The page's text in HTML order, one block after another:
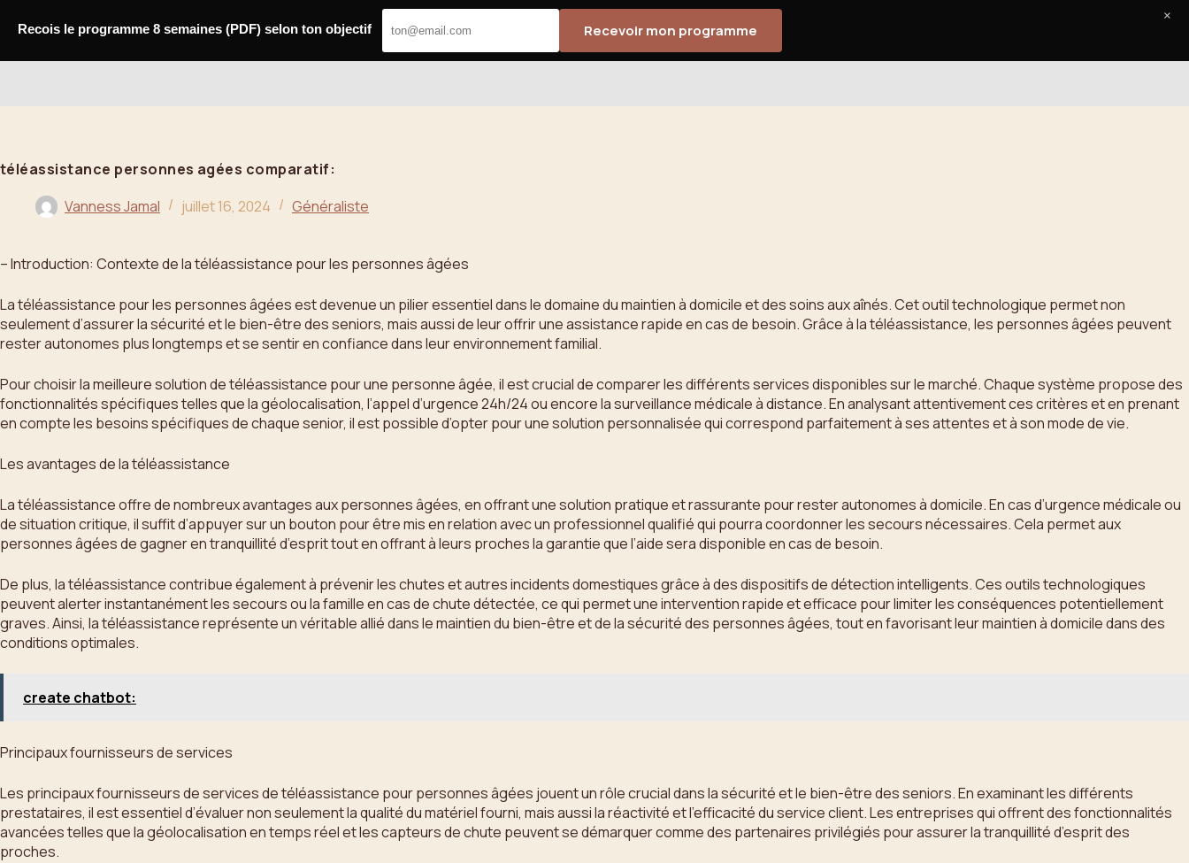
téléassistance personnes agées comparatif:
Vanness Jamal
juillet 16, 2024 Généraliste
– Introduction: Contexte de la téléassistance pour les personnes âgées
La téléassistance pour les personnes âgées est devenue un pilier essentiel dans le domaine du maintien à domicile et des soins aux aînés. Cet outil technologique permet non
seulement d’assurer la sécurité et le bien-être des seniors, mais aussi de leur offrir une assistance rapide en cas de besoin. Grâce à la téléassistance, les personnes âgées peuvent
rester autonomes plus longtemps et se sentir en confiance dans leur environnement familial.
Pour choisir la meilleure solution de téléassistance pour une personne âgée, il est crucial de comparer les différents services disponibles sur le marché. Chaque système propose des
fonctionnalités spécifiques telles que la géolocalisation, l’appel d’urgence 24h/24 ou encore la surveillance médicale à distance. En analysant attentivement ces critères et en prenant
en compte les besoins spécifiques de chaque senior, il est possible d’opter pour une solution personnalisée qui correspond parfaitement à ses attentes et à son mode de vie.
Les avantages de la téléassistance
La téléassistance offre de nombreux avantages aux personnes âgées, en offrant une solution pratique et rassurante pour rester autonomes à domicile. En cas d’urgence médicale ou
de situation critique, il suffit d’appuyer sur un bouton pour être mis en relation avec un professionnel qualifié qui pourra coordonner les secours nécessaires. Cela permet aux
personnes âgées de gagner en tranquillité d’esprit tout en offrant à leurs proches la garantie que l’aide sera disponible en cas de besoin.
De plus, la téléassistance contribue également à prévenir les chutes et autres incidents domestiques grâce à des dispositifs de détection intelligents. Ces outils technologiques
peuvent alerter instantanément les secours ou la famille en cas de chute détectée, ce qui permet une intervention rapide et efficace pour limiter les conséquences potentiellement
graves. Ainsi, la téléassistance représente un véritable allié dans le maintien du bien-être et de la sécurité des personnes âgées, tout en favorisant leur maintien à domicile dans des
conditions optimales.
create chatbot:
Principaux fournisseurs de services
Les principaux fournisseurs de services de téléassistance pour personnes âgées jouent un rôle crucial dans la sécurité et le bien-être des seniors. En examinant les différents
prestataires, il est essentiel d’évaluer non seulement la qualité du matériel fourni, mais aussi la réactivité et l’efficacité du service client. Les entreprises qui offrent des fonctionnalités
avancées telles que la géolocalisation en temps réel et les capteurs de chute peuvent se démarquer comme des partenaires privilégiés pour assurer la tranquillité d’esprit des
proches.
Recois le programme 8 semaines (PDF) selon ton objectif Recevoir mon programme
×